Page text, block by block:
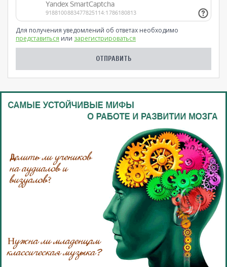
Для получения уведомлений об ответах необходимо
представиться или зарегистрироваться